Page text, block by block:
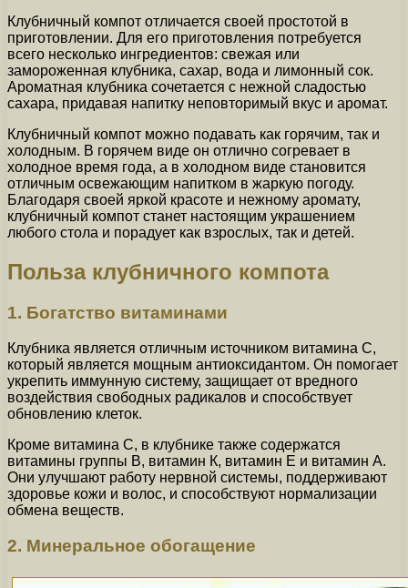
Клубничный компот отличается своей простотой в
приготовлении. Для его приготовления потребуется
всего несколько ингредиентов: свежая или
замороженная клубника, сахар, вода и лимонный сок.
Ароматная клубника сочетается с нежной сладостью
сахара, придавая напитку неповторимый вкус и аромат.
Клубничный компот можно подавать как горячим, так и
холодным. В горячем виде он отлично согревает в
холодное время года, а в холодном виде становится
отличным освежающим напитком в жаркую погоду.
Благодаря своей яркой красоте и нежному аромату,
клубничный компот станет настоящим украшением
любого стола и порадует как взрослых, так и детей.
Польза клубничного компота
1. Богатство витаминами
Клубника является отличным источником витамина С,
который является мощным антиоксидантом. Он помогает
укрепить иммунную систему, защищает от вредного
воздействия свободных радикалов и способствует
обновлению клеток.
Кроме витамина С, в клубнике также содержатся
витамины группы В, витамин К, витамин Е и витамин А.
Они улучшают работу нервной системы, поддерживают
здоровье кожи и волос, и способствуют нормализации
обмена веществ.
2. Минеральное обогащение